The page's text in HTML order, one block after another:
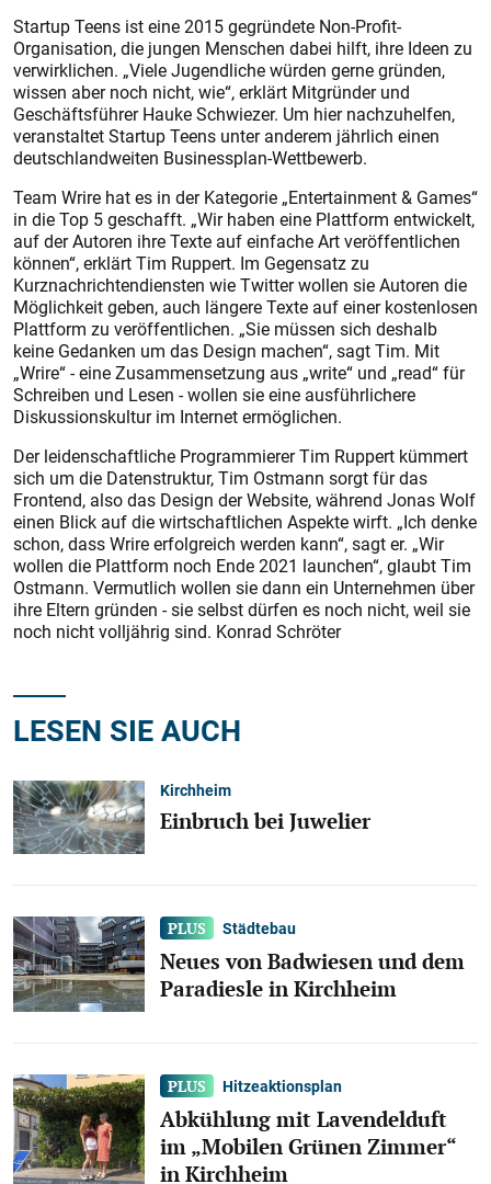
Startup Teens ist eine 2015 gegründete Non-Profit-
Organisation, die jungen Menschen dabei hilft, ihre Ideen zu
verwirklichen. „Viele Jugendliche würden gerne gründen,
wissen aber noch nicht, wie“, erklärt Mitgründer und
Geschäftsführer Hauke Schwiezer. Um hier nachzuhelfen,
veranstaltet Startup Teens unter anderem jährlich einen
deutschlandweiten Businessplan-Wettbewerb.
Team Wrire hat es in der Kate­gorie „Entertainment & Games“
in die Top 5 geschafft. „Wir haben eine Plattform entwickelt,
auf der Autoren ihre Texte auf einfache Art veröffentlichen
können“, erklärt Tim Ruppert. Im Gegensatz zu
Kurznachrichtendiensten wie Twitter wollen sie Autoren die
Möglichkeit geben, auch längere Texte auf einer kos­tenlosen
Plattform zu veröffentlichen. „Sie müssen sich deshalb
keine Gedanken um das Design machen“, sagt Tim. Mit
„Wrire“ - eine Zusammensetzung aus „write“ und „read“ für
Schreiben und Lesen - wollen sie eine ausführlichere
Diskussionskultur im Internet ermöglichen.
Der leidenschaftliche Program­mierer Tim Ruppert kümmert
sich um die Datenstruktur, Tim Ostmann sorgt für das
Frontend, also das Design der Website, während Jonas Wolf
einen Blick auf die wirtschaftlichen Aspekte wirft. „Ich denke
schon, dass Wrire erfolgreich werden kann“, sagt er. „Wir
wollen die Plattform noch Ende 2021 launchen“, glaubt Tim
Ostmann. Vermutlich wollen sie dann ein Unternehmen über
ihre Eltern gründen - sie selbst dürfen es noch nicht, weil sie
noch nicht volljährig sind. Konrad Schröter
LESEN SIE AUCH
Kirchheim
Einbruch bei Juwelier
Städtebau
Neues von Badwiesen und dem
Paradiesle in Kirchheim
Hitzeaktionsplan
Abkühlung mit Lavendelduft
im „Mobilen Grünen Zimmer“
in Kirchheim